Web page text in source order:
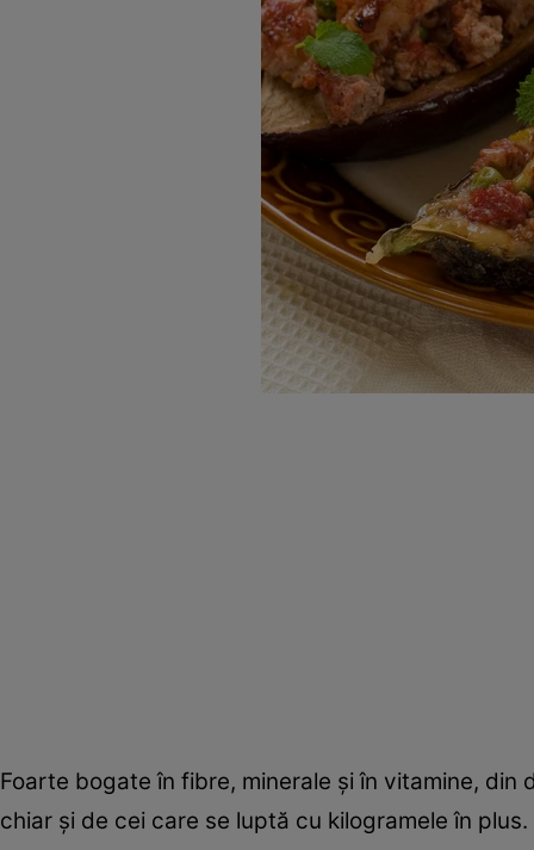
Foarte bogate în fibre, minerale şi în vitamine,
chiar şi de cei care se luptă cu kilogramele în plus.